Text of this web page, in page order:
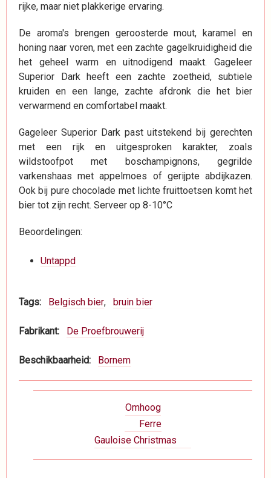
rijke, maar niet plakkerige ervaring.
De aroma's brengen geroosterde mout, karamel en
honing naar voren, met een zachte gagelkruidigheid die
het geheel warm en uitnodigend maakt. Gageleer
Superior Dark heeft een zachte zoetheid, subtiele
kruiden en een lange, zachte afdronk die het bier
verwarmend en comfortabel maakt.
Gageleer Superior Dark past uitstekend bij gerechten
met een rijk en uitgesproken karakter, zoals
wildstoofpot met boschampignons, gegrilde
varkenshaas met appelmoes of gerijpte abdijkazen.
Ook bij pure chocolade met lichte fruittoetsen komt het
bier tot zijn recht. Serveer op 8-10°C
Beoordelingen:
Untappd
Tags Belgisch bier bruin bier
Fabrikant De Proefbrouwerij
Beschikbaarheid Bornem
Ferre
Omhoog
Gauloise Christmas